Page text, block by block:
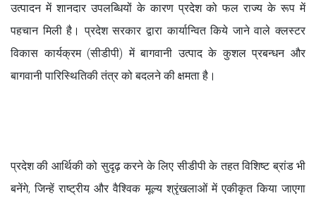
उत्पादन में शानदार उपलब्धियों के कारण प्रदेश को फल राज्य के रूप में
पहचान मिली है। प्रदेश सरकार द्वारा कार्यान्वित किये जाने वाले क्लस्टर
विकास कार्यक्रम (सीडीपी) में बागवानी उत्पाद के कुशल प्रबन्धन और
बागवानी पारिस्थितिकी तंत्र को बदलने की क्षमता है।
प्रदेश की आर्थिकी को सुदृढ़ करने के लिए सीडीपी के तहत विशिष्ट ब्रांड भी
बनेंगे, जिन्हें राष्ट्रीय और वैश्विक मूल्य श्रृंखलाओं में एकीकृत किया जाएगा